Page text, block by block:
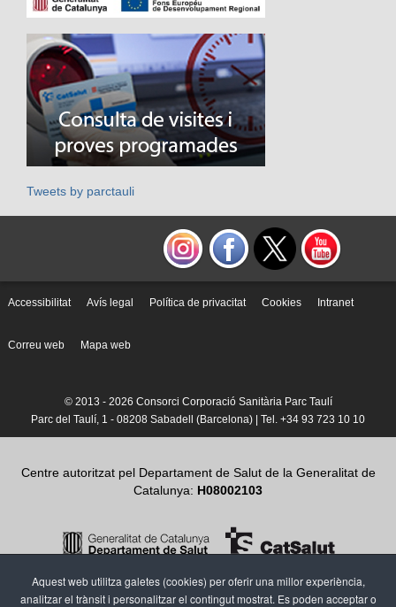
Tweets by parctauli
Accessibilitat Avís legal Política de privacitat Cookies Intranet
Correu web Mapa web
© 2013 - 2026 Consorci Corporació Sanitària Parc Taulí
Parc del Taulí, 1 - 08208 Sabadell (Barcelona) | Tel. +34 93 723 10 10
Centre autoritzat pel Departament de Salut de la Generalitat de
Catalunya: H08002103
Aquest web utilitza galetes (cookies) per oferir una millor experiència,
analitzar el trànsit i personalitzar el contingut mostrat. Es poden acceptar o